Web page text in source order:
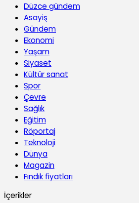
Düzce gündem
Asayiş
Gündem
Ekonomi
Yaşam
Siyaset
Kültür sanat
Spor
Çevre
Sağlık
Eğitim
Röportaj
Teknoloji
Dünya
Magazin
Fındık fiyatları
İçerikler